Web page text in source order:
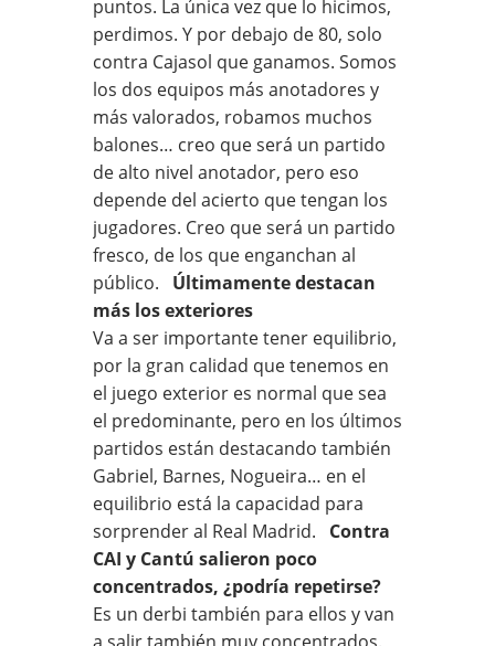
puntos. La única vez que lo hicimos,
perdimos. Y por debajo de 80, solo
contra Cajasol que ganamos. Somos
los dos equipos más anotadores y
más valorados, robamos muchos
balones… creo que será un partido
de alto nivel anotador, pero eso
depende del acierto que tengan los
jugadores. Creo que será un partido
fresco, de los que enganchan al
público. Últimamente destacan
más los exteriores
Va a ser importante tener equilibrio,
por la gran calidad que tenemos en
el juego exterior es normal que sea
el predominante, pero en los últimos
partidos están destacando también
Gabriel, Barnes, Nogueira… en el
equilibrio está la capacidad para
sorprender al Real Madrid. Contra
CAI y Cantú salieron poco
concentrados, ¿podría repetirse?
Es un derbi también para ellos y van